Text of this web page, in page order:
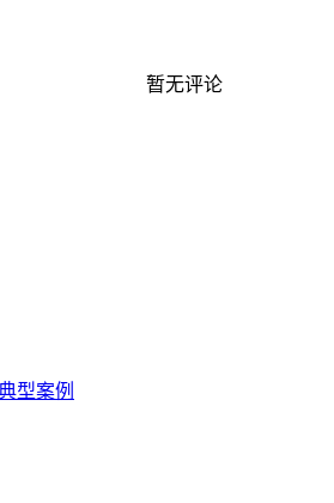
暂无评论
型案例